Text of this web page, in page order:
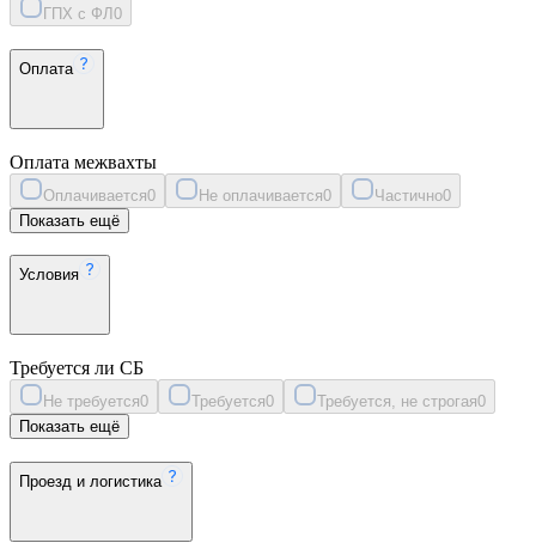
ГПХ с ФЛ 0
Оплата
Оплата межвахты
Оплачивается0 Не оплачивается0 Частично0
Показать ещё
Условия
Требуется ли СБ
Не требуется0 Требуется0 Требуется, не строгая0
Показать ещё
Проезд и логистика